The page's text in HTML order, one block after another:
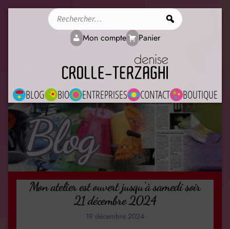
BLOG BIO ENTREPRISES CONTACT BOUTIQUE
Mon compte Panier
Blog
Mon atelier est ouvert jusqu’à samedi soir
21 décembre 2024
19 décembre 2024